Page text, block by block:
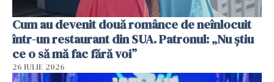
Cum au devenit două românce de neînlocuit
într-un restaurant din SUA. Patronul: „Nu știu
ce o să mă fac fără voi”
26 IULIE 2026